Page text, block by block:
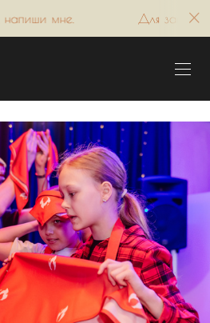
Для заказа съёмки, напиши мне.